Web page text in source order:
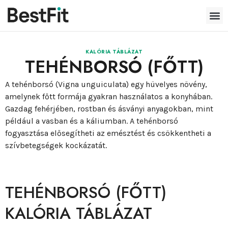
KALÓRIA TÁBLÁZAT
TEHÉNBORSÓ (FŐTT)
A tehénborsó (Vigna unguiculata) egy hüvelyes növény,
amelynek főtt formája gyakran használatos a konyhában.
Gazdag fehérjében, rostban és ásványi anyagokban, mint
például a vasban és a káliumban. A tehénborsó
fogyasztása elősegítheti az emésztést és csökkentheti a
szívbetegségek kockázatát.
TEHÉNBORSÓ (FŐTT)
KALÓRIA TÁBLÁZAT